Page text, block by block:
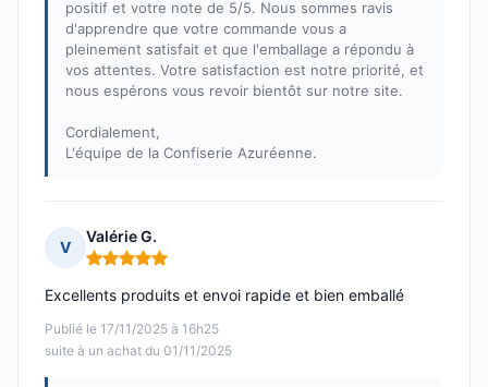
positif et votre note de 5/5. Nous sommes ravis
d'apprendre que votre commande vous a
pleinement satisfait et que l'emballage a répondu à
vos attentes. Votre satisfaction est notre priorité, et
nous espérons vous revoir bientôt sur notre site.
Cordialement,
L'équipe de la Confiserie Azuréenne.
V
Valérie G.
Note : 5 sur 5
Publié le 17/11/2025 à 16h25
suite à un achat du 01/11/2025
Excellents produits et envoi rapide et bien emballé